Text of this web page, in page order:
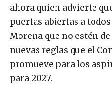
ahora quien advierte
puertas abiertas a
Morena que no estén
nuevas reglas que el
promueve para los
para 2027.